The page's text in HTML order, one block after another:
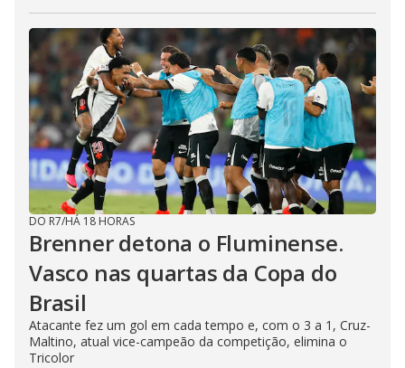
DO R7/HÁ 18 HORAS
Brenner detona o Fluminense.
Vasco nas quartas da Copa do
Brasil
Atacante fez um gol em cada tempo e, com o 3 a 1, Cruz-
Maltino, atual vice-campeão da competição, elimina o
Tricolor